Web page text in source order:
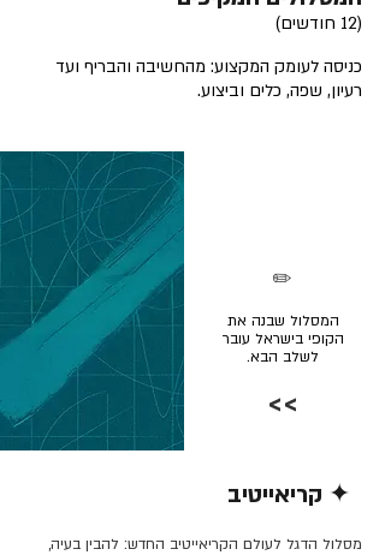
(12 חודשים)
כניסה לעומק המקצוע: מהחשיבה והבריף ועד
רעיון, שפה, כלים וביצוע.
המסלול שבנה את
הקופי בישראל עובר
לשלב הבא.
✏️
>>
✦ קריאייטיב
מסלול הדגל לעולם הקריאייטיב החדש: להבין בעיה,